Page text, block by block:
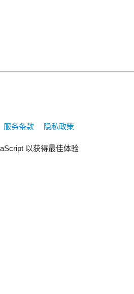
服务条款 隐私政策
以获得最佳体验